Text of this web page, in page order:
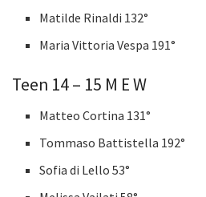
Matilde Rinaldi 132°
Maria Vittoria Vespa 191°
Teen 14 – 15 M E W
Matteo Cortina 131°
Tommaso Battistella 192°
Sofia di Lello 53°